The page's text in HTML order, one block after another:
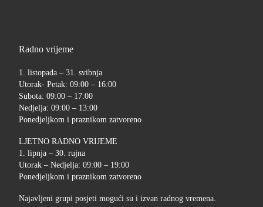
Radno vrijeme
1. listopada – 31. svibnja
Utorak- Petak: 09:00 – 16:00
Subota: 09:00 – 17:00
Nedjelja: 09:00 – 13:00
Ponedjeljkom i praznikom zatvoreno
LJETNO RADNO VRIJEME
1. lipnja – 30. rujna
Utorak – Nedjelja: 09:00 – 19:00
Ponedjeljkom i praznikom zatvoreno
Najavljeni grupi posjeti mogući su i izvan radnog vremena.